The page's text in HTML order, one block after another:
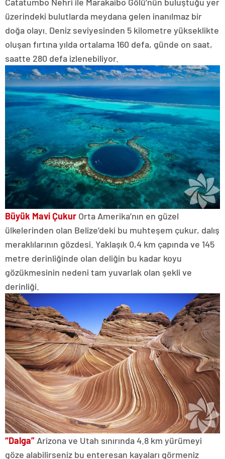
Catatumbo Nehri ile Marakaibo Gölü’nün buluştuğu yer
üzerindeki bulutlarda meydana gelen inanılmaz bir
doğa olayı. Deniz seviyesinden 5 kilometre yükseklikte
oluşan fırtına yılda ortalama 160 defa, günde on saat,
saatte 280 defa izlenebiliyor.
Büyük Mavi Çukur Orta Amerika’nın en güzel
ülkelerinden olan Belize’deki bu muhteşem çukur, dalış
meraklılarının gözdesi. Yaklaşık 0,4 km çapında ve 145
metre derinliğinde olan deliğin bu kadar koyu
gözükmesinin nedeni tam yuvarlak olan şekli ve
derinliği.
“Dalga” Arizona ve Utah sınırında 4.8 km yürümeyi
göze alabilirseniz bu enteresan kayaları görmeniz